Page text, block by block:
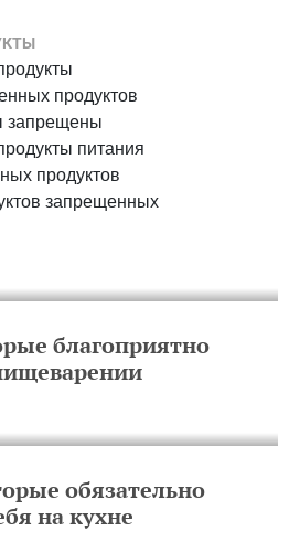
продуктов
запрещены
питания
продуктов
запрещенных